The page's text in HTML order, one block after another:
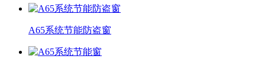
A65系统节能防盗窗